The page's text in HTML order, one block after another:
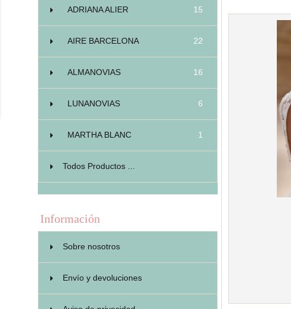
ADRIANA ALIER 15
AIRE BARCELONA 22
ALMANOVIAS 16
LUNANOVIAS 6
MARTHA BLANC 1
Todos Productos ...
Información
Sobre nosotros
Envío y devoluciones